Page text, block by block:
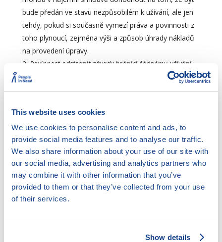
This website uses cookies
We use cookies to personalise content and ads, to
provide social media features and to analyse our traffic.
We also share information about your use of our site with
our social media, advertising and analytics partners who
may combine it with other information that you’ve
provided to them or that they’ve collected from your use
of their services.
Show details
bude předán ve stavu nezpůsobilém k užívání, ale jen
tehdy, pokud si současně vymezí práva a povinnosti z
toho plynoucí, zejména výši a způsob úhrady nákladů
na provedení úpravy.
Povinnost odstranit závady bránící řádnému užívání
bytu nebo jimiž je výkon nájemcova práva
ohrožen(pokud nejde o závady, které má odstranit
povinnost udržovat předmět nájmu ve způsobilém
stavu po celou dobu nájmu. Pronajímatel je povinen
proto předcházet závadám = odstraňovat hrozící
závady (porušení této povinnost vede k tomu, že již
samotné vyskytnutí závady je porušením povinnosti
pronajímatele) a povinnost odstranit veškeré závady
bránící řádnému užívání bytu nájemcem – jedná se
řádnému užívání bytu (např. závady v domě, ve